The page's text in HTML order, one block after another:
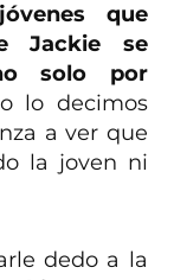
que
Jackie se
solo por
lo decimos
a ver que
la joven ni
dedo a la